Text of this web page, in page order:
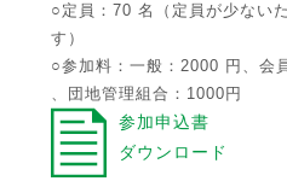
○定員：70 名（定員が少ない
す）
○参加料：一般：2000 円、会
、団地管理組合：1000円
参加申込書
ダウンロード